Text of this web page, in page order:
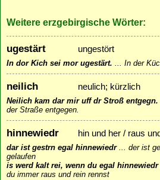
Weitere erzgebirgische Wörter:
ugestärt ungestört
In dor Kich sei mor ugestärt. ... In der
neilich neulich; kürzlich
Neilich kam dar mir uff dr Stroß entgegn.
der Straße entgegen.
hinnewiedr hin und her / raus
dar ist gestrn egal hinnewiedr... der ist
gelaufen
is werd kalt rei, wenn du egal hinnewiedr
du immer raus und rein rennst